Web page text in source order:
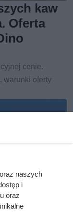
kaw
Oferta
cenie.
warunki oferty
naszych
i
oraz